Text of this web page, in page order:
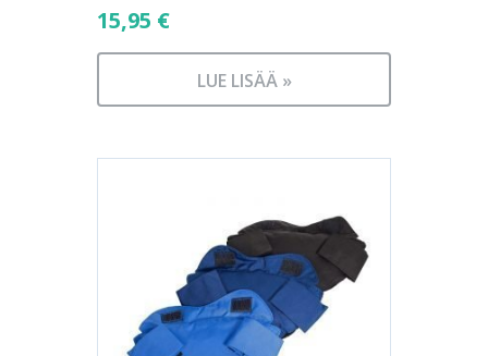
15,95 €
LUE LISÄÄ »